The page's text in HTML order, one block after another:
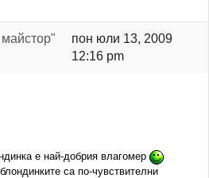
пон юли 13, 2009
12:16 pm
е най-добрия влагомер
са по-чувствителни